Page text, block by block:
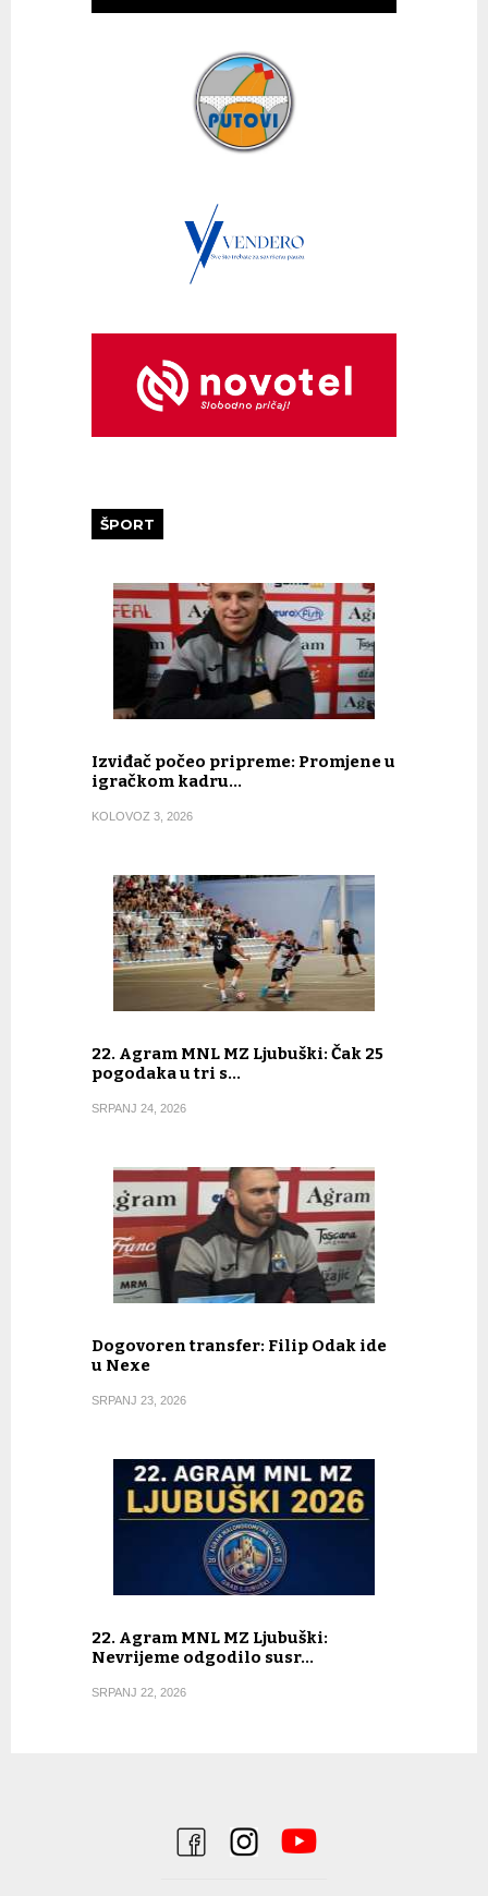
ŠPORT
Izviđač počeo pripreme: Promjene u
igračkom kadru…
KOLOVOZ 3, 2026
22. Agram MNL MZ Ljubuški: Čak 25
pogodaka u tri s…
SRPANJ 24, 2026
Dogovoren transfer: Filip Odak ide
u Nexe
SRPANJ 23, 2026
22. Agram MNL MZ Ljubuški:
Nevrijeme odgodilo susr…
SRPANJ 22, 2026